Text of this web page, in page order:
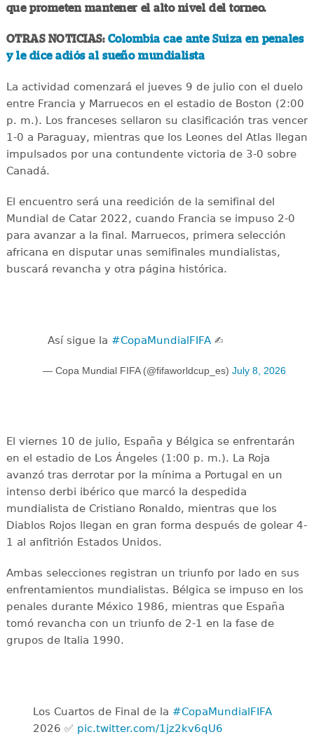
que prometen mantener el alto nivel del torneo.
OTRAS NOTICIAS: Colombia cae ante Suiza en penales
y le dice adiós al sueño mundialista
La actividad comenzará el jueves 9 de julio con el duelo
entre Francia y Marruecos en el estadio de Boston (2:00
p. m.). Los franceses sellaron su clasificación tras vencer
1-0 a Paraguay, mientras que los Leones del Atlas llegan
impulsados por una contundente victoria de 3-0 sobre
Canadá.
El encuentro será una reedición de la semifinal del
Mundial de Catar 2022, cuando Francia se impuso 2-0
para avanzar a la final. Marruecos, primera selección
africana en disputar unas semifinales mundialistas,
buscará revancha y otra página histórica.
Así sigue la #CopaMundialFIFA✍️
— Copa Mundial FIFA (@fifaworldcup_es) July 8, 2026
El viernes 10 de julio, España y Bélgica se enfrentarán
en el estadio de Los Ángeles (1:00 p. m.). La Roja
avanzó tras derrotar por la mínima a Portugal en un
intenso derbi ibérico que marcó la despedida
mundialista de Cristiano Ronaldo, mientras que los
Diablos Rojos llegan en gran forma después de golear 4-
1 al anfitrión Estados Unidos.
Ambas selecciones registran un triunfo por lado en sus
enfrentamientos mundialistas. Bélgica se impuso en los
penales durante México 1986, mientras que España
tomó revancha con un triunfo de 2-1 en la fase de
grupos de Italia 1990.
Los Cuartos de Final de la #CopaMundialFIFA
2026 ✅ pic.twitter.com/1jz2kv6qU6